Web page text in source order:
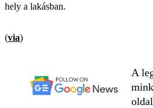
hely a lakásban.
(via)
A